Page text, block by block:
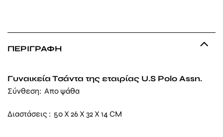
ΠΕΡΙΓΡΑΦΉ
Γυναικεία Τσάντα της εταιρίας U.S Polo Assn.
Σύνθεση: Απο ψάθα
Διαστάσεις : 50 X 26 X 32 X 14 CM